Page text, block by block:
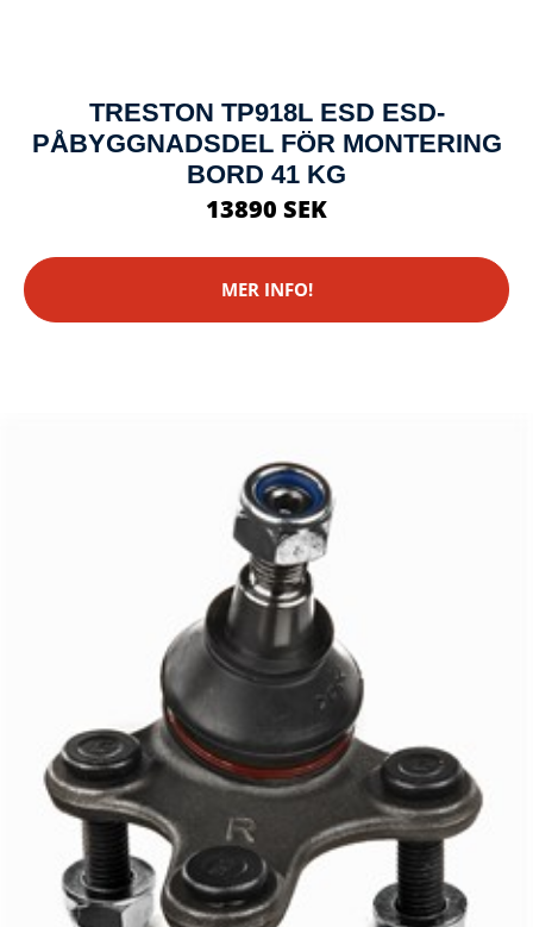
TRESTON TP918L ESD ESD-
PÅBYGGNADSDEL FÖR MONTERING
BORD 41 KG
13890 SEK
MER INFO!